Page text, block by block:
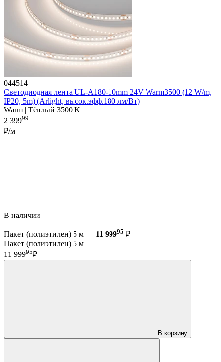
044514
Светодиодная лента UL-A180-10mm 24V Warm3500 (12 W/m,
IP20, 5m) (Arlight, высок.эфф.180 лм/Вт)
Warm | Тёплый 3500 K
2 39999
₽/м
В наличии
Пакет (полиэтилен) 5 м — 11 99995 ₽
Пакет (полиэтилен) 5 м
11 99995₽
В корзину